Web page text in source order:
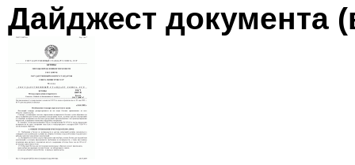
Дайджест документа